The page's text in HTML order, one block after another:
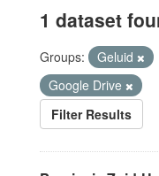
1 dataset
Groups: Geluid
Google Drive
Filter Results